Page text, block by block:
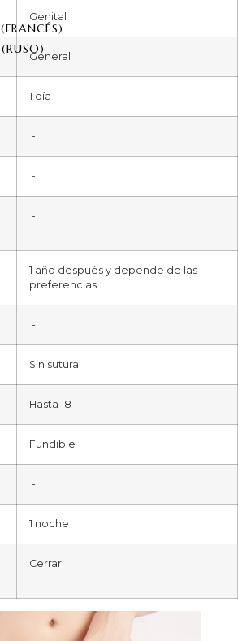
(FRANCÉS)
(RUSO)
Genital
General
1 día
-
-
-
1 año después y depende de las
preferencias
-
Sin sutura
Hasta 18
Fundible
-
1 noche
Cerrar